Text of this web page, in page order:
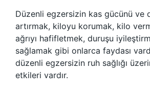
Düzenli egzersizin kas gücünü ve
artırmak, kiloyu korumak, kilo
ağrıyı hafifletmek, duruşu
sağlamak gibi onlarca faydası
düzenli egzersizin ruh sağlığı
etkileri vardır.